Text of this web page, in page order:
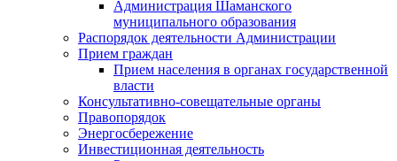
Администрация Шаманского
муниципального образования
Распорядок деятельности Администрации
Прием граждан
Прием населения в органах государственной
власти
Консультативно-совещательные органы
Правопорядок
Энергосбережение
Инвестиционная деятельность